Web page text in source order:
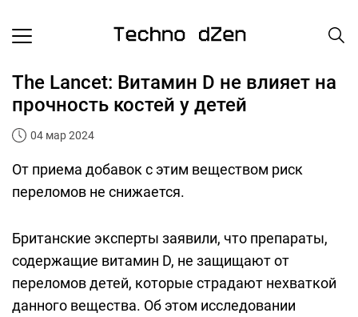
The Lancet: Витамин D не влияет на
прочность костей у детей
04 мар 2024
От приема добавок с этим веществом риск
переломов не снижается.
Британские эксперты заявили, что препараты,
содержащие витамин D, не защищают от
переломов детей, которые страдают нехваткой
данного вещества. Об этом исследовании